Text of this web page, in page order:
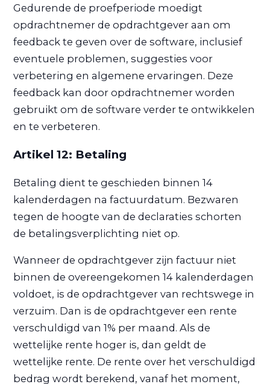
Gedurende de proefperiode moedigt
opdrachtnemer de opdrachtgever aan om
feedback te geven over de software, inclusief
eventuele problemen, suggesties voor
verbetering en algemene ervaringen. Deze
feedback kan door opdrachtnemer worden
gebruikt om de software verder te ontwikkelen
en te verbeteren.
Artikel 12: Betaling
Betaling dient te geschieden binnen 14
kalenderdagen na factuurdatum. Bezwaren
tegen de hoogte van de declaraties schorten
de betalingsverplichting niet op.
Wanneer de opdrachtgever zijn factuur niet
binnen de overeengekomen 14 kalenderdagen
voldoet, is de opdrachtgever van rechtswege in
verzuim. Dan is de opdrachtgever een rente
verschuldigd van 1% per maand. Als de
wettelijke rente hoger is, dan geldt de
wettelijke rente. De rente over het verschuldigd
bedrag wordt berekend, vanaf het moment,